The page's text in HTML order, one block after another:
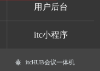
用户后台
itc小程序
itcHUB会议一体机